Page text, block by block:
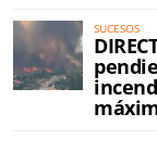
SUCESOS